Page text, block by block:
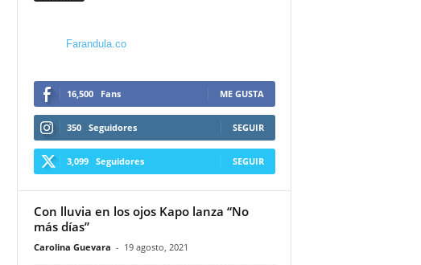
Farandula.co
16,500 Fans ME GUSTA
350 Seguidores SEGUIR
3,099 Seguidores SEGUIR
Con lluvia en los ojos Kapo lanza “No
más días”
Carolina Guevara - 19 agosto, 2021